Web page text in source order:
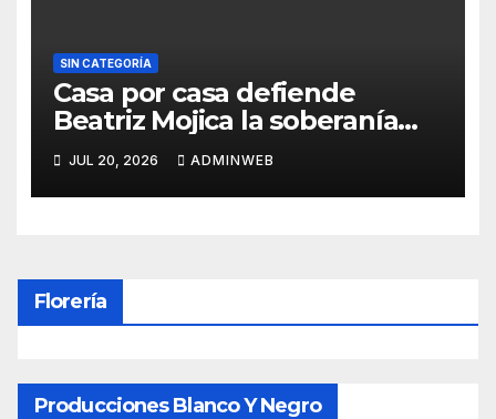
SIN CATEGORÍA
Casa por casa defiende
Beatriz Mojica la soberanía
nacional en Tlapa
JUL 20, 2026 ADMINWEB
Florería
Producciones Blanco Y Negro